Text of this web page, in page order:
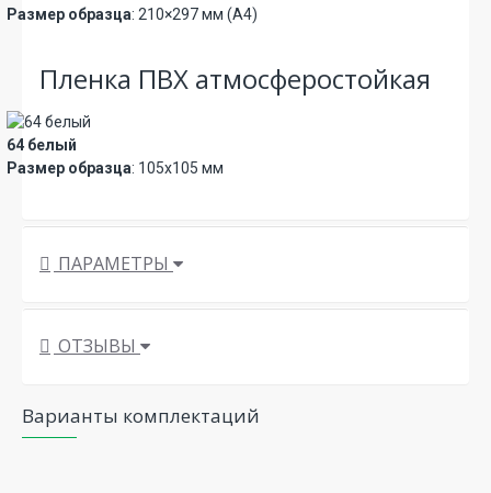
Размер образца: 210×297 мм (А4)
Пленка ПВХ атмосферостойкая
64 белый
Размер образца: 105х105 мм
ПАРАМЕТРЫ
ОТЗЫВЫ
Варианты комплектаций